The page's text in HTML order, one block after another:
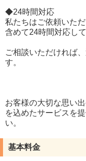
◆24時間対応
私たちはご依頼いた
含めて24時間対応して
ご相談いただければ
す。
お客様の大切な思い
を込めたサービスを
い。
基本料金